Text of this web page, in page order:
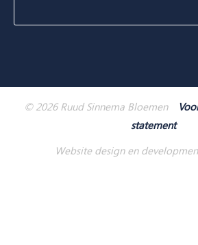
© 2026 Ruud Sinnema Bloemen
statement
Website design en